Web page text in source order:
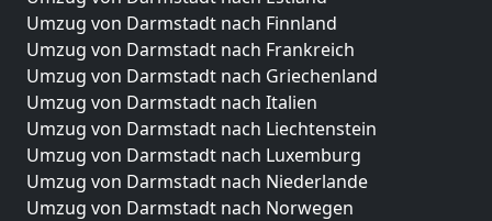
Umzug von Darmstadt nach Finnland
Umzug von Darmstadt nach Frankreich
Umzug von Darmstadt nach Griechenland
Umzug von Darmstadt nach Italien
Umzug von Darmstadt nach Liechtenstein
Umzug von Darmstadt nach Luxemburg
Umzug von Darmstadt nach Niederlande
Umzug von Darmstadt nach Norwegen